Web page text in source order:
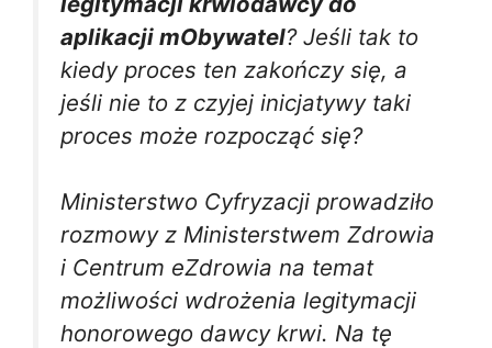
aplikacji mObywatel? Jeśli tak to
kiedy proces ten zakończy się, a
jeśli nie to z czyjej inicjatywy taki
proces może rozpocząć się?
Ministerstwo Cyfryzacji prowadziło
rozmowy z Ministerstwem Zdrowia
i Centrum eZdrowia na temat
możliwości wdrożenia legitymacji
honorowego dawcy krwi. Na tę